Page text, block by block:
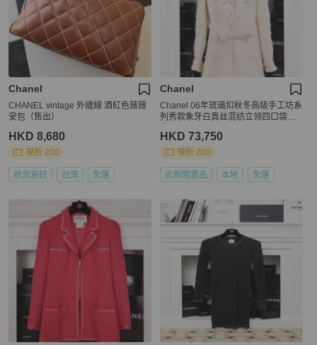
Chanel
CHANEL vintage 外縫線 酒紅色薇薇
安包（售出）
HKD 8,680
現折 200
狀況良好 台灣 免運
Chanel
Chanel 06年琉璃扣秋冬高级手工坊系
列秀款象牙白真丝混纺立领四口袋外
HKD 73,750
現折 200
近新閒置品 本地 免運